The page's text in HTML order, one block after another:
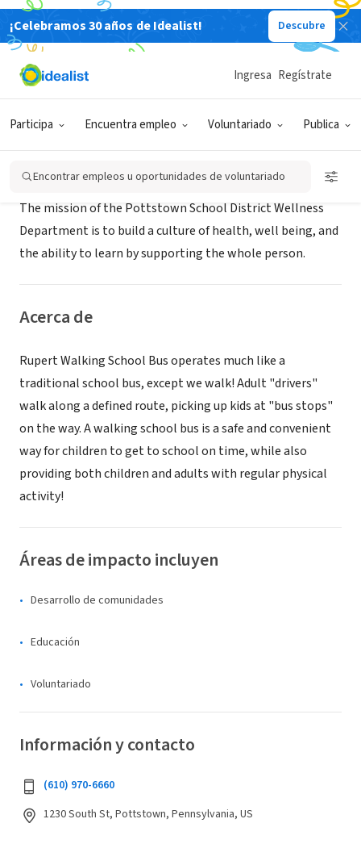
¡Celebramos 30 años de Idealist! Descubre
Participa Encuentra empleo Voluntariado Publica
Ingresa Regístrate
Encontrar empleos u oportunidades de voluntariado
ORGANIZACIÓN SIN FIN DE LUCRO
Rupert El School
The mission of the Pottstown School District Wellness
Department is to build a culture of health, well being, and
the ability to learn by supporting the whole person.
Acerca de
Rupert Walking School Bus operates much like a
traditional school bus, except we walk! Adult "drivers"
walk along a defined route, picking up kids at "bus stops"
on the way. A walking school bus is a safe and convenient
way for children to get to school on time, while also
providing both children and adults with regular physical
activity!
Áreas de impacto incluyen
Desarrollo de comunidades
Educación
Voluntariado
Información y contacto
(610) 970-6660
1230 South St, Pottstown, Pennsylvania, US